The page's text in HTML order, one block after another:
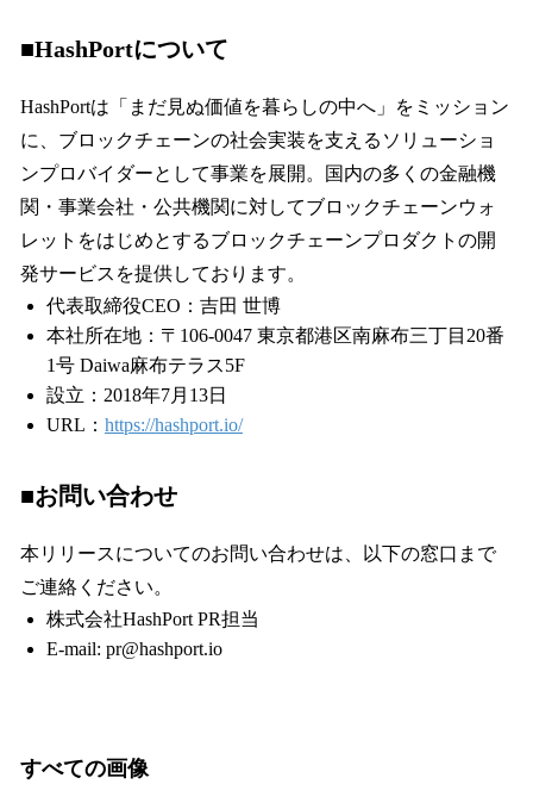
■HashPortについて
HashPortは「まだ見ぬ価値を暮らしの中へ」をミッション
に、ブロックチェーンの社会実装を支えるソリューショ
ンプロバイダーとして事業を展開。国内の多くの金融機
関・事業会社・公共機関に対してブロックチェーンウォ
レットをはじめとするブロックチェーンプロダクトの開
発サービスを提供しております。
代表取締役CEO：吉田 世博
本社所在地：〒106-0047 東京都港区南麻布三丁目20番
1号 Daiwa麻布テラス5F
設立：2018年7月13日
URL： https://hashport.io/
■お問い合わせ
本リリースについてのお問い合わせは、以下の窓口まで
ご連絡ください。
株式会社HashPort PR担当
E-mail: pr@hashport.io
すべての画像